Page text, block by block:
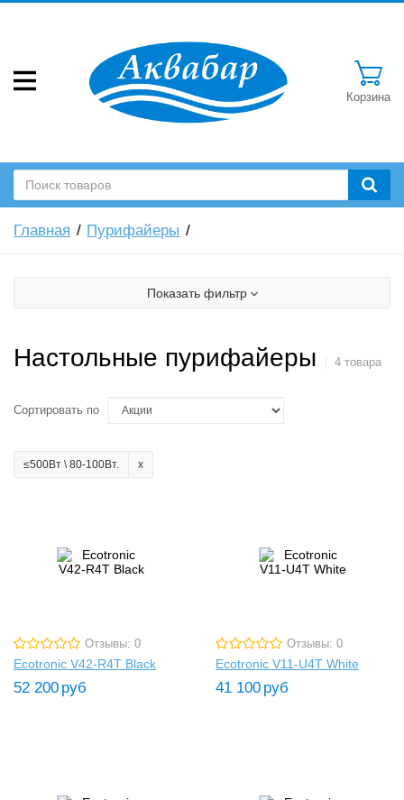
Корзина
Главная Пурифайеры
Показать фильтр
Настольные пурифайеры 4 товара
Сортировать по
≤500Вт \ 80-100Вт.
Отзывы: 0
Ecotronic V42-R4T Black
52 200 руб
Отзывы: 0
Ecotronic V11-U4T White
41 100 руб